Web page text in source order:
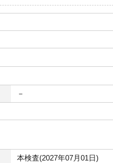
－
本検査(2027年07月01日)